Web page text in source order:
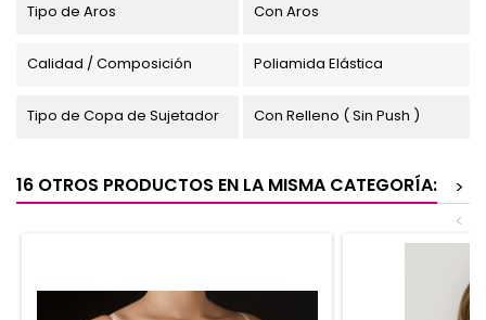
Tipo de Aros Con Aros
Calidad / Composición Poliamida Elástica
Tipo de Copa de Sujetador Con Relleno ( Sin Push )
16 OTROS PRODUCTOS EN LA MISMA CATEGORÍA:
>
<